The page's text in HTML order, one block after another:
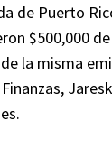
de Puerto
$500,000
la misma